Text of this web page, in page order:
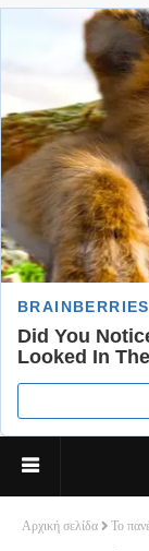
Αρχική σελίδα Το